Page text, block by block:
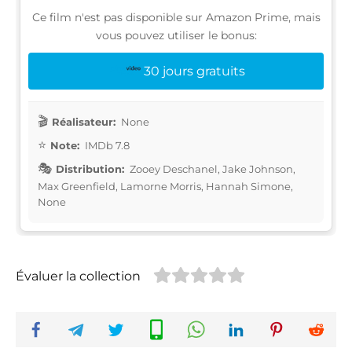
Ce film n'est pas disponible sur Amazon Prime, mais
vous pouvez utiliser le bonus:
30 jours gratuits
Réalisateur: None
Note: IMDb 7.8
Distribution: Zooey Deschanel, Jake Johnson,
Max Greenfield, Lamorne Morris, Hannah Simone,
None
Évaluer la collection